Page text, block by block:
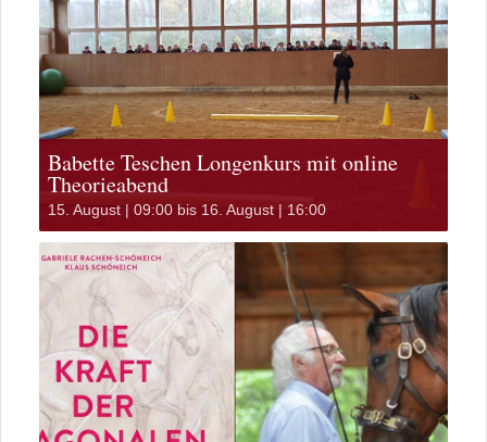
Babette Teschen Longenkurs mit online
Theorieabend
15. August | 09:00 bis 16. August | 16:00